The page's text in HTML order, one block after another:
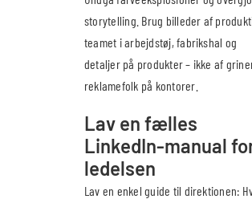
storytelling. Brug billeder af
teamet i arbejdstøj, fabrikshal og
detaljer på produkter – ikke af
reklamefolk på kontorer.
Lav en fælles
LinkedIn-manual
ledelsen
Lav en enkel guide til direktionen: